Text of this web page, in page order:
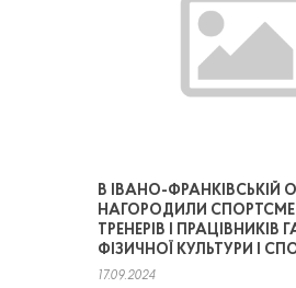
В ІВАНО-ФРАНКІВСЬКІЙ
НАГОРОДИЛИ
ТРЕНЕРІВ І ПРАЦІВНИКІВ
ФІЗИЧНОЇ КУЛЬТУРИ І
17.09.2024